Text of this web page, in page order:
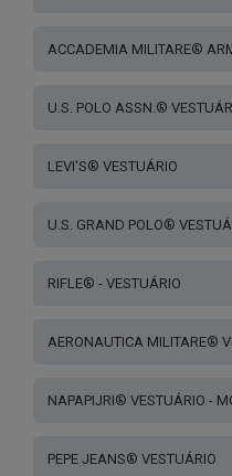
ACCADEMIA MILITARE®
U.S. POLO ASSN.®
LEVI'S® VESTUÁRIO
U.S. GRAND POLO®
RIFLE® - VESTUÁRIO
AERONAUTICA MILITARE®
NAPAPIJRI® VESTUÁRIO -
PEPE JEANS® VESTUÁRIO